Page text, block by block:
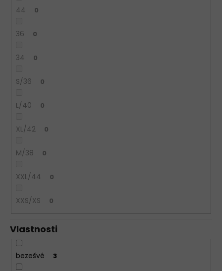
44 0
36 0
34 0
S/36 0
L/40 0
XL/42 0
M/38 0
XXL/44 0
XXS/XS 0
Vlastnosti
bezešvé 3